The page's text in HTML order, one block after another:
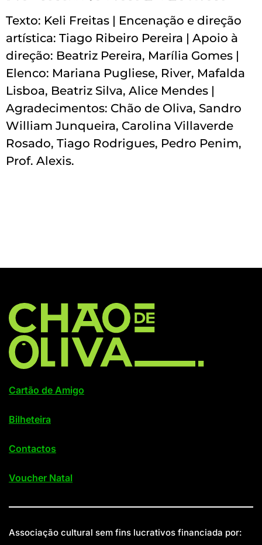
Texto: Keli Freitas | Encenação e direção
artística: Tiago Ribeiro Pereira | Apoio à
direção: Beatriz Pereira, Marília Gomes |
Elenco: Mariana Pugliese, River, Mafalda
Lisboa, Beatriz Silva, Alice Mendes |
Agradecimentos: Chão de Oliva, Sandro
William Junqueira, Carolina Villaverde
Rosado, Tiago Rodrigues, Pedro Penim,
Prof. Alexis.
Cartão de Amigo
Bilheteira
Contactos
Voucher Natal
Associação cultural sem fins lucrativos financiada por: